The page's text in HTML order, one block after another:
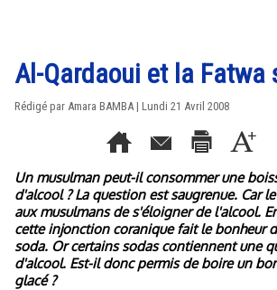
Al-Qardaoui et la Fatwa
Rédigé par Amara BAMBA | Lundi 21 Avril 2008
Un musulman peut-il consommer une
d'alcool ? La question est saugrenue. Car
aux musulmans de s'éloigner de l'alcool.
cette injonction coranique fait le bonheur
soda. Or certains sodas contiennent une
d'alcool. Est-il donc permis de boire un
glacé ?